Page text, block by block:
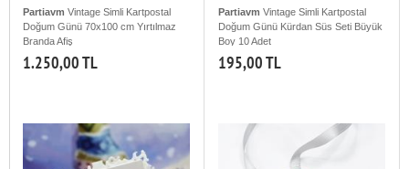
Partiavm Vintage Simli Kartpostal
Doğum Günü 70x100 cm Yırtılmaz
Branda Afiş
1.250,00 TL
Partiavm Vintage Simli Kartpostal
Doğum Günü Kürdan Süs Seti Büyük
Boy 10 Adet
195,00 TL